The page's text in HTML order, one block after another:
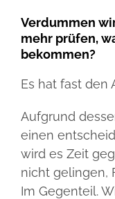
Verdummen
mehr prüfen,
bekommen?
Es hat fast den
Aufgrund
einen
wird es Zeit
nicht gelingen,
Im Gegenteil.